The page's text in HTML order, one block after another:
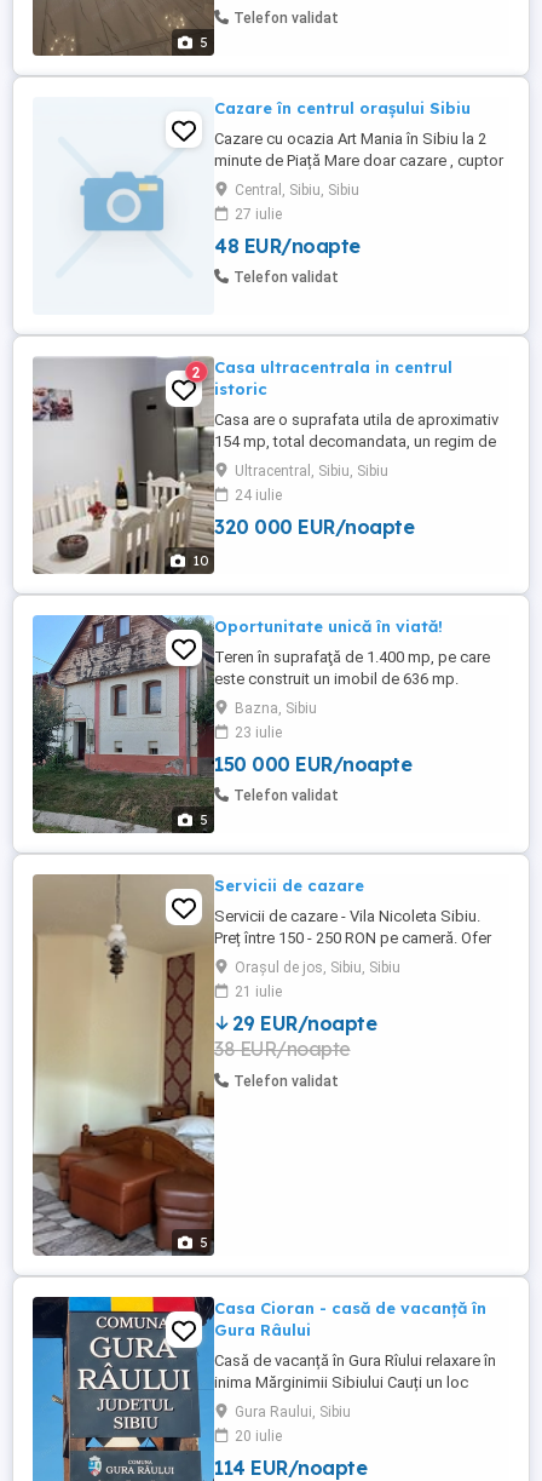
5
capacitate de aproximativ 30 de
Telefon validat
Cazare în centrul orașului Sibiu
Cazare cu ocazia Art Mania în Sibiu la 2
minute de Piață Mare doar cazare , cuptor
cu microunde, camere comune , bucătărie,
doar pentru somn
Central, Sibiu, Sibiu
27 iulie
48 EUR/noapte
Telefon validat
10
2
Casa ultracentrala in centrul
istoric
Casa are o suprafata utila de aproximativ
154 mp, total decomandata, un regim de
inaltime P+1+M si cota parte din curtea
interioara. Intrarea in acest imobil se face
direct din curtea interioara. A beneficiat de
o renovare totala in 2018 cu materiale de
Ultracentral, Sibiu, Sibiu
24 iulie
320 000 EUR/noapte
5
Oportunitate unică în viată!
Teren în suprafaţă de 1.400 mp, pe care
este construit un imobil de 636 mp.
Clădirea principală are 15 camere, dintre
care 11 dormitoare, plus: 2 bucătării, 4 băi,
2 livinguri, 2 cămări, o spălătorie, o
uscătorie, 2 camere de relaxare. Dispune
de 2 centrale termice, sistem de încălzire
Bazna, Sibiu
23 iulie
150 000 EUR/noapte
Telefon validat
5
Servicii de cazare
Servicii de cazare - Vila Nicoleta Sibiu.
Preț între 150 - 250 RON pe cameră. Ofer
factură!
Orașul de jos, Sibiu, Sibiu
21 iulie
29 EUR/noapte
38 EUR/noapte
Telefon validat
Casa Cioran - casă de vacanță în
Gura Râului
Casă de vacanță în Gura Rîului relaxare în
inima Mărginimii Sibiului Cauți un loc
liniștit unde să te bucuri de natură și aer
curat? Te așteptăm în Gura Rîului, într-o
casă spațioasă și primitoare, perfectă
pentru familii sau grupuri de prieteni (până
Gura Raului, Sibiu
20 iulie
114 EUR/noapte